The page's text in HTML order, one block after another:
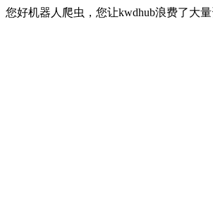
您好机器人爬虫，您让kwdhub浪费了大